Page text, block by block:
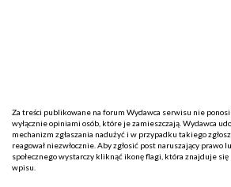
Za treści publikowane na forum Wydawca serwisu nie
wyłącznie opiniami osób, które je zamieszczają. Wydawca
mechanizm zgłaszania nadużyć i w przypadku takiego
reagował niezwłocznie. Aby zgłosić post naruszający prawo
społecznego wystarczy kliknąć ikonę flagi, która znajduje
wpisu.